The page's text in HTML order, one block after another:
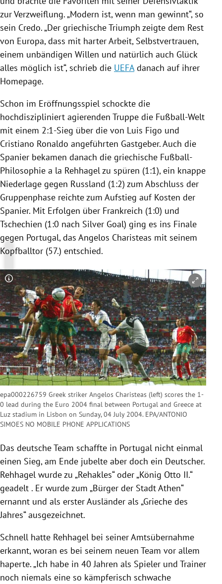
zur Verzweiflung. „Modern ist, wenn man gewinnt“, so
sein Credo. „Der griechische Triumph zeigte dem Rest
von Europa, dass mit harter Arbeit, Selbstvertrauen,
einem unbändigen Willen und natürlich auch Glück
alles möglich ist“, schrieb die UEFA danach auf ihrer
Homepage.
Schon im Eröffnungsspiel schockte die
hochdiszipliniert agierenden Truppe die Fußball-Welt
mit einem 2:1-Sieg über die von Luis Figo und
Cristiano Ronaldo angeführten Gastgeber. Auch die
Spanier bekamen danach die griechische Fußball-
Philosophie a la Rehhagel zu spüren (1:1), ein knappe
Niederlage gegen Russland (1:2) zum Abschluss der
Gruppenphase reichte zum Aufstieg auf Kosten der
Spanier. Mit Erfolgen über Frankreich (1:0) und
Tschechien (1:0 nach Silver Goal) ging es ins Finale
gegen Portugal, das Angelos Charisteas mit seinem
Kopfballtor (57.) entschied.
Copyright-Hinweis öffnen/schließen
epa000226759 Greek striker Angelos Charisteas (left) scores the 1-
0 lead during the Euro 2004 final between Portugal and Greece at
Luz stadium in Lisbon on Sunday, 04 July 2004. EPA/ANTONIO
SIMOES NO MOBILE PHONE APPLICATIONS
Das deutsche Team schaffte in Portugal nicht einmal
einen Sieg, am Ende jubelte aber doch ein Deutscher.
Rehhagel wurde zu „Rehakles“ oder „König Otto II.“
geadelt . Er wurde zum „Bürger der StadtAthen“
ernannt und als erster Ausländer als „Grieche des
Jahres“ ausgezeichnet.
Schnell hatte Rehhagel bei seiner Amtsübernahme
erkannt, woran es bei seinem neuen Team vor allem
haperte. „Ich habe in 40 Jahren als Spieler und Trainer
noch niemals eine so kämpferisch schwache